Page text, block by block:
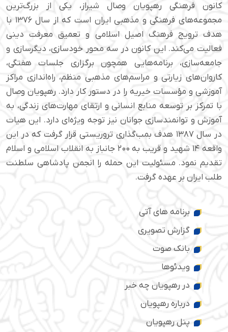
کانون فرهنگی رهپویان وصال شیراز، یکی از بزرگ‌ترین
مجموعه‌های فرهنگی و مذهبی ایران است که از سال ۱۳۷۶ با
هدف ترویج فرهنگ اصیل اسلامی و تعمیق معرفت دینی
فعالیت می‌کند. این کانون در سه محور خودسازی، دیگرسازی و
جامعه‌سازی، برنامه‌هایی همچون برگزاری جلسات هفتگی،
کاروان‌های زیارتی و مراسم‌های مذهبی منظم، راه‌اندازی مراکز
آموزشی و مؤسسات خیریه را در دستور کار دارد. رهپویان وصال
با تمرکز بر توسعه منابع انسانی و ارتقای مهارت‌های زندگی، به
آموزش و توانمندسازی جوانان نیز توجه ویژه‌ای دارد. این هیات
در سال ۱۳۸۷ هدف بمب‌گذاری تروریستی قرار گرفت که در این
واقعه ۱۴ شهید و قریب به ۲۰۰ جانباز به انقلاب اسلامی و اسلام
تقدیم نمود. مسئولیت این حمله را انجمن پادشاهی سلطنت
طلب ایران بر عهده گرفت.
برنامه های آتی
گزارش تصویری
بانک صوت
ویدئوها
در رهپویان چه خبر
درباره رهپویان
پنل رهپویان